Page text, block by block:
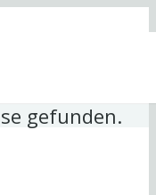
gefunden.